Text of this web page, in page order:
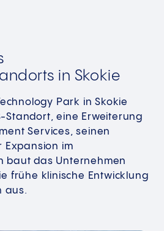
in Skokie
Park in Skokie
Standort, eine Erweiterung
Services, seinen
Expansion im
baut das Unternehmen
frühe klinische Entwicklung
aus.